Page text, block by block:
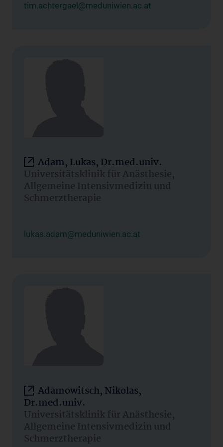
tim.achtergael@meduniwien.ac.at
Adam, Lukas, Dr.med.univ.
Universitätsklinik für Anästhesie,
Allgemeine Intensivmedizin und
Schmerztherapie
lukas.adam@meduniwien.ac.at
Adamowitsch, Nikolas,
Dr.med.univ.
Universitätsklinik für Anästhesie,
Allgemeine Intensivmedizin und
Schmerztherapie